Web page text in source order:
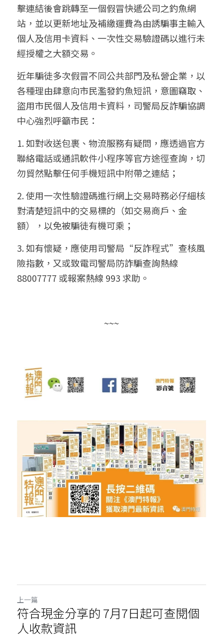
擊連結後會跳轉至一個假冒快遞公司之釣魚網
站，並以更新地址及補繳運費為由誘騙事主輸入
個人及信用卡資料、一次性交易驗證碼以進行未
經授權之大額交易。
近年騙徒多次假冒不同公共部門及私營企業，以
各種理由肆意向市民濫發釣魚短訊，意圖竊取、
盜用市民個人及信用卡資料，司警局反詐騙協調
中心強烈呼籲市民：
1. 如對收送包裹、物流服務有疑問，應透過官方
聯絡電話或通訊軟件小程序等官方途徑查詢，切
勿貿然點擊任何手機短訊中附帶之連結；
2. 使用一次性驗證碼進行網上交易時務必仔細核
對清楚短訊中的交易標的（如交易商戶、金
額），以免被騙徒有機可乘；
3. 如有懷疑，應使用司警局“反詐程式”查核風
險指數，又或致電司警局防詐騙查詢熱線
88007777 或報案熱線 993 求助。
~~~
上一篇
符合現金分享的 7月7日起可查閱個
人收款資訊